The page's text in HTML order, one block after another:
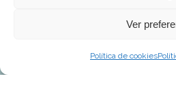
Ver
Política de cookies